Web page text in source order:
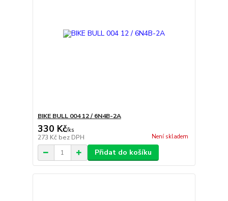
BIKE BULL 004 12 / 6N4B-2A
330 Kč/ks
273 Kč bez DPH Není skladem
Přidat do košíku